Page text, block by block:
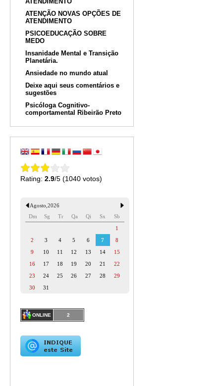
ATENÇÃO NOVAS OPÇÕES DE
ATENDIMENTO
PSICOEDUCAÇÃO SOBRE
MEDO
Insanidade Mental e Transição
Planetária.
Ansiedade no mundo atual
Deixe aqui seus comentários e
sugestões
Psicóloga Cognitivo-
comportamental Ribeirão Preto
Rating: 2.9/5 (1040 votos)
Agosto 2026
Dm
Sg Tr Qa Qi Sx
Sb
1
2
3 4 5 6 7
8
9
10 11 12 13 14
15
16
17 18 19 20 21
22
23
24 25 26 27 28
29
30
31
ONLINE 2